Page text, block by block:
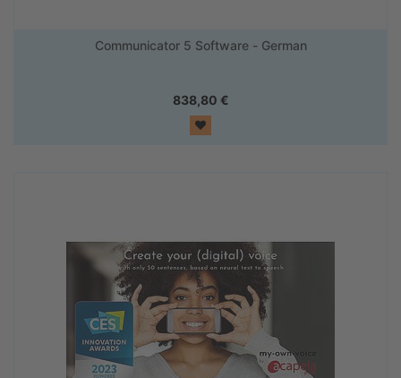
Communicator 5 Software - German
838,80 €